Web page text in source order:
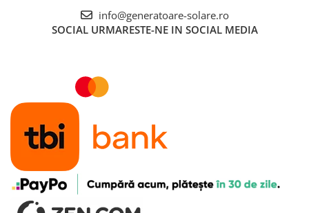
info@generatoare-solare.ro
SOCIAL URMARESTE-NE IN SOCIAL MEDIA